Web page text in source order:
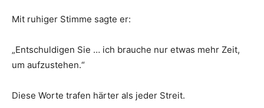
Mit ruhiger Stimme sagte er:
„Entschuldigen Sie … ich brauche nur etwas mehr Zeit,
um aufzustehen.“
Diese Worte trafen härter als jeder Streit.